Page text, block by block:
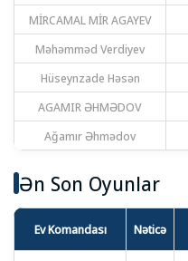
MİRCAMAL MİR AGAYEV
Məhəmməd Verdiyev
Hüseynzade Həsən
AGAMIR ƏHMƏDOV
Ağamır Əhmədov
Ən Son Oyunlar
Ev Komandası Nəticə